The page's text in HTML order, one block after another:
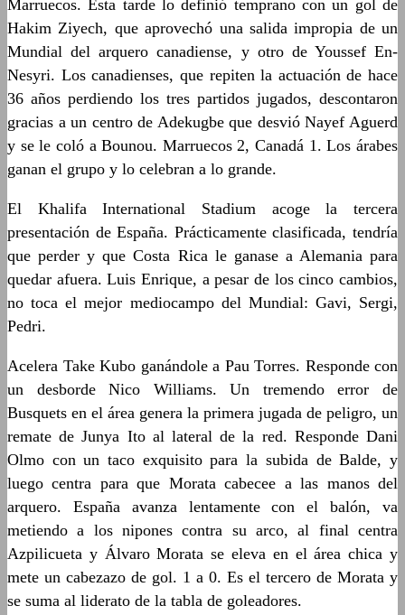
Marruecos. Esta tarde lo definió temprano con un gol de
Hakim Ziyech, que aprovechó una salida impropia de un
Mundial del arquero canadiense, y otro de Youssef En-
Nesyri. Los canadienses, que repiten la actuación de hace
36 años perdiendo los tres partidos jugados, descontaron
gracias a un centro de Adekugbe que desvió Nayef Aguerd
y se le coló a Bounou. Marruecos 2, Canadá 1. Los árabes
ganan el grupo y lo celebran a lo grande.
El Khalifa International Stadium acoge la tercera
presentación de España. Prácticamente clasificada, tendría
que perder y que Costa Rica le ganase a Alemania para
quedar afuera. Luis Enrique, a pesar de los cinco cambios,
no toca el mejor mediocampo del Mundial: Gavi, Sergi,
Pedri.
Acelera Take Kubo ganándole a Pau Torres. Responde con
un desborde Nico Williams. Un tremendo error de
Busquets en el área genera la primera jugada de peligro, un
remate de Junya Ito al lateral de la red. Responde Dani
Olmo con un taco exquisito para la subida de Balde, y
luego centra para que Morata cabecee a las manos del
arquero. España avanza lentamente con el balón, va
metiendo a los nipones contra su arco, al final centra
Azpilicueta y Álvaro Morata se eleva en el área chica y
mete un cabezazo de gol. 1 a 0. Es el tercero de Morata y
se suma al liderato de la tabla de goleadores.